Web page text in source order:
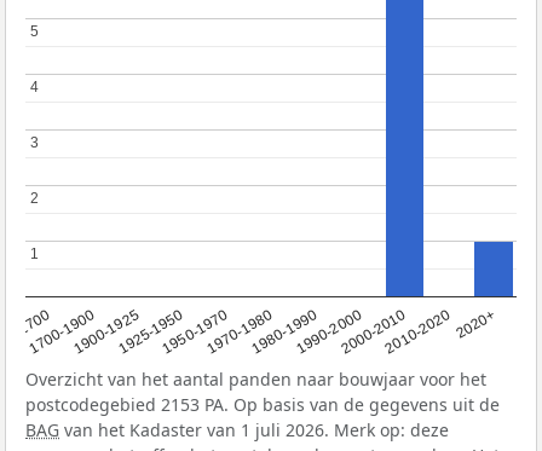
<1700
1700-19001900-19251925-19501950-19701970-19801980-19901990-20002000-20102010-20202020+
1
1
2
2
3
3
4
4
5
5
Overzicht van het aantal panden naar bouwjaar voor het
postcodegebied 2153 PA. Op basis van de gegevens uit de
BAG van het Kadaster van 1 juli 2026. Merk op: deze